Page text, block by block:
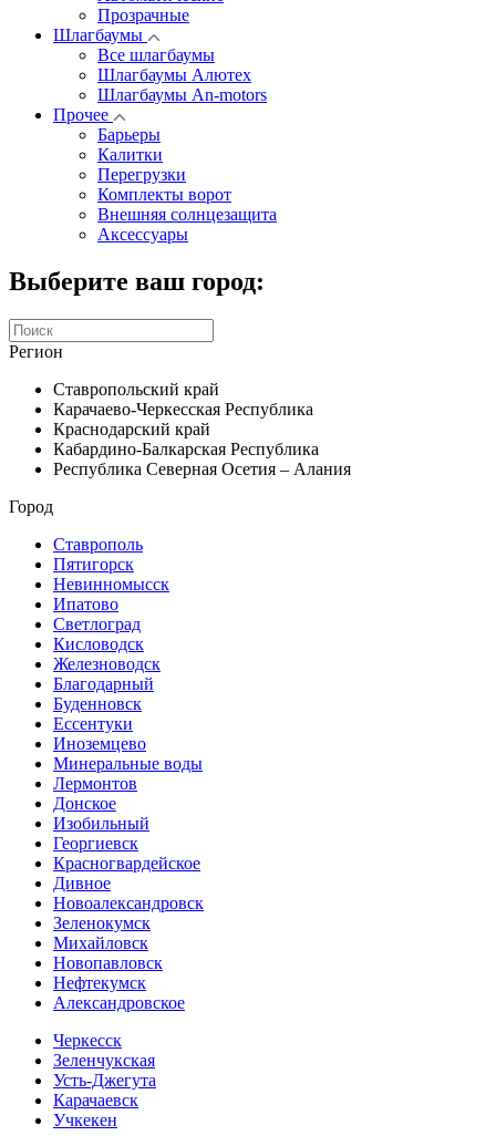
Прозрачные
Шлагбаумы
Все шлагбаумы
Шлагбаумы Алютех
Шлагбаумы An-motors
Прочее
Барьеры
Калитки
Перегрузки
Комплекты ворот
Внешняя солнцезащита
Аксессуары
Выберите ваш город:
Регион
Ставропольский край
Карачаево-Черкесская Республика
Краснодарский край
Кабардино-Балкарская Республика
Республика Северная Осетия – Алания
Город
Ставрополь
Пятигорск
Невинномысск
Ипатово
Светлоград
Кисловодск
Железноводск
Благодарный
Буденновск
Ессентуки
Иноземцево
Минеральные воды
Лермонтов
Донское
Изобильный
Георгиевск
Красногвардейское
Дивное
Новоалександровск
Зеленокумск
Михайловск
Новопавловск
Нефтекумск
Александровское
Черкесск
Зеленчукская
Усть-Джегута
Карачаевск
Учкекен